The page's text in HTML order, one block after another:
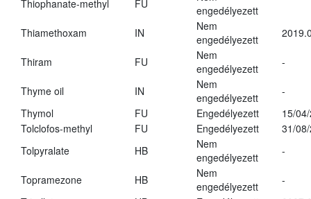
Thiophanate-methyl FU
engedélyezett
Thiamethoxam
IN
Nem
engedélyezett
Thiram FU
Nem
engedélyezett
-
Thyme oil IN
Nem
engedélyezett
-
Thymol
FU Engedélyezett
15/
Tolclofos-methyl
FU Engedélyezett
31/
Tolpyralate
HB
Nem
engedélyezett
-
Topramezone HB
Nem
engedélyezett
-